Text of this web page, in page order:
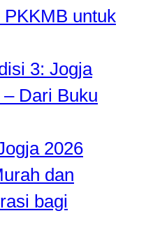
untuk
3: Jogja
Dari Buku
2026
dan
bagi